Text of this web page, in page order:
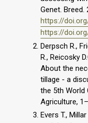
Genet. Breed.
https://
https://
Derpsch R.,
R., Reicosky
About the
tillage - a
the 5th World
Agriculture,
Evers T.,